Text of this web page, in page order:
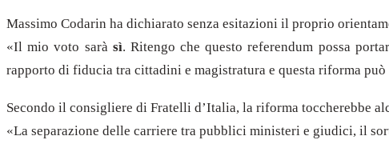
Massimo Codarin ha dichiarato senza esitazioni il proprio
«Il mio voto sarà sì. Ritengo che questo referendum possa
rapporto di fiducia tra cittadini e magistratura e questa riforma può
Secondo il consigliere di Fratelli d’Italia, la riforma toccherebbe
«La separazione delle carriere tra pubblici ministeri e giudici, il